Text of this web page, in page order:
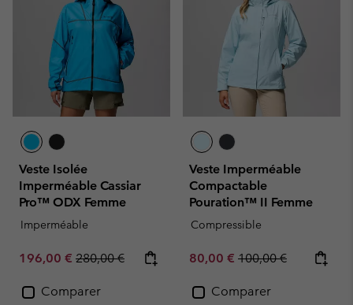
Veste Isolée
Imperméable Cassiar
Pro™ ODX Femme
Imperméable
Sale price:
196,00 € Regular price:
280,00 €
Comparer
Veste Imperméable
Compactable
Pouration™ II Femme
Compressible
Sale price:
80,00 € Regular price:
100,00 €
Comparer